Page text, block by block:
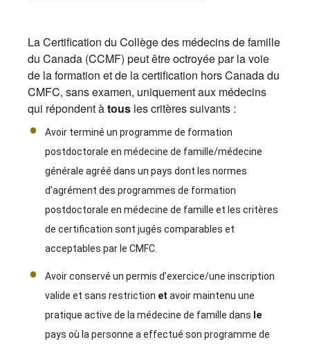
La Certification du Collège des médecins de famille
du Canada (CCMF) peut être octroyée par la voie
de la formation et de la certification hors Canada du
CMFC, sans examen, uniquement aux médecins
qui répondent àtous les critères suivants :
Avoir terminé un programme de formation
postdoctorale en médecine de famille/médecine
générale agréé dans un pays dont les normes
d’agrément des programmes de formation
postdoctorale en médecine de famille et les critères
de certification sont jugés comparables et
acceptables par le CMFC.
Avoir conservé un permis d’exercice/une inscription
valide et sans restriction et avoir maintenu une
pratique active de la médecine de famille dans le
pays où la personne a effectué son programme de